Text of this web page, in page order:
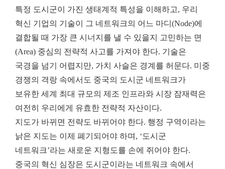
특정 도시군이 가진 생태계적 특성을 이해하고, 우리
혁신 기업의 기술이 그 네트워크의 어느 마디(Node)에
결합될 때 가장 큰 시너지를 낼 수 있을지 고민하는 면
(Area) 중심의 전략적 사고를 가져야 한다. 기술은
국경을 넘기 어렵지만, 가치 사슬은 경계를 허문다. 미중
경쟁의 격랑 속에서도 중국의 도시군 네트워크가
보유한 세계 최대 규모의 제조 인프라와 시장 잠재력은
여전히 우리에게 유효한 전략적 자산이다.
지도가 바뀌면 전략도 바뀌어야 한다. 행정 구역이라는
낡은 지도는 이제 폐기되어야 하며, ‘도시군
네트워크’라는 새로운 지형도를 손에 쥐어야 한다.
중국의 혁신 심장은 도시군이라는 네트워크 속에서